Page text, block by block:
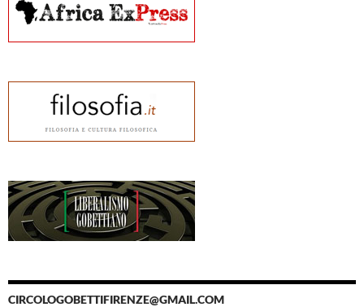
CIRCOLOGOBETTIFIRENZE@GMAIL.COM